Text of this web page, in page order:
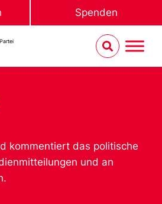
Spenden
kommentiert das politische
und an